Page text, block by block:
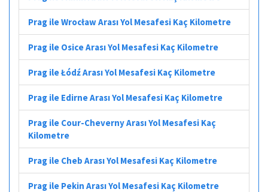
Prag ile Wrocław Arası Yol Mesafesi Kaç Kilometre
Prag ile Osice Arası Yol Mesafesi Kaç Kilometre
Prag ile Łódź Arası Yol Mesafesi Kaç Kilometre
Prag ile Edirne Arası Yol Mesafesi Kaç Kilometre
Prag ile Cour-Cheverny Arası Yol Mesafesi Kaç
Kilometre
Prag ile Cheb Arası Yol Mesafesi Kaç Kilometre
Prag ile Pekin Arası Yol Mesafesi Kaç Kilometre